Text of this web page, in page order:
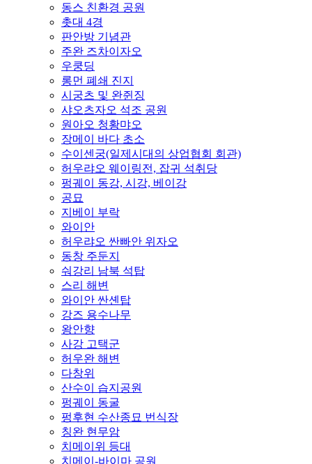
동스 친환경 공원
촛대 4경
판안방 기념관
주완 즈차이자오
우쿵딩
롱먼 폐쇄 진지
시궁츠 및 완쥔징
샤오츠자오 석조 공원
원아오 청황먀오
장메이 바다 초소
수이센궁(일제시대의 상업협회 회관)
허우랴오 웨이링전, 잡귀 석취당
펑궤이 동강, 시강, 베이강
공묘
지베이 부락
와이안
허우랴오 싼빠안 위자오
동창 주둔지
숴강리 남북 석탑
스리 해변
와이안 싼셴탑
강즈 용수나무
왕안향
사강 고택군
허우완 해변
다창위
산수이 습지공원
펑궤이 동굴
펑후현 수산종묘 번식장
칭완 현무암
치메이위 등대
치메이-바이마 공원